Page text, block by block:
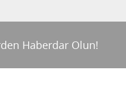
Haberdar Olun!